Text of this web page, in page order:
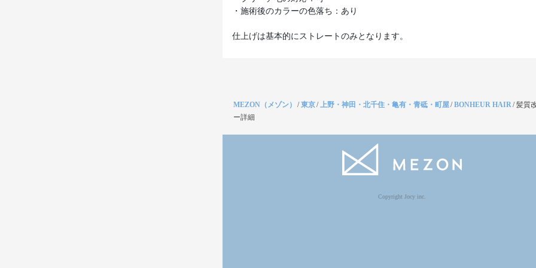
・施術後のカラーの色落ち：あり
仕上げは基本的にストレートのみとなります。
MEZON（メゾン） /東京/上野・神田・北千住・亀有・青砥・町屋/BONHEUR HAIR/髪質
ー詳細
Copyright Jocy inc.